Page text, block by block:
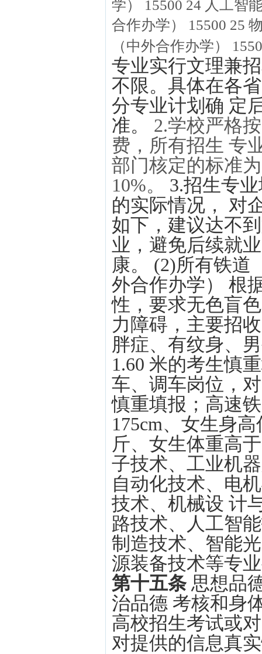
学） 15500 24 人工智
合作办学） 15500 25
（中外合作办学）
专业实行文理兼
不限。具体在各
分专业计划确 定
准。 2.学校严格
费，所有招生 专
部门核定的标准
10%。 3.招生专
的实际情况， 对
如下，建议达不
业，避免后续就
康。 (2)所有铁道
外合作办学） 根
性，要求无色盲
力障碍，主要招
胖症、有纹身、
1.60 米的考生慎
车、调车岗位，
慎重填报；高速
175cm、女生身
斤、女生体重高
子技术、工业机
自动化技术、电
技术、机械设 计
路技术、人工智
制造技术、智能
源装备技术等专
第十五条 思想品
治品德 考核和身
高校招生考试或
对提供的信息真